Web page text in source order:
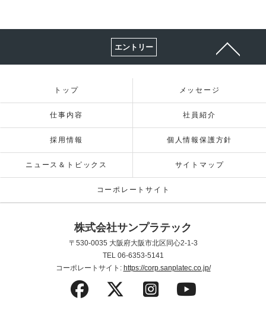
エントリー
トップ メッセージ
仕事内容 社員紹介
採用情報 個人情報保護方針
ニュース＆トピックス サイトマップ
コーポレートサイト
株式会社サンプラテック
〒530-0035 大阪府大阪市北区同心2-1-3
TEL 06-6353-5141
コーポレートサイト: https://corp.sanplatec.co.jp/